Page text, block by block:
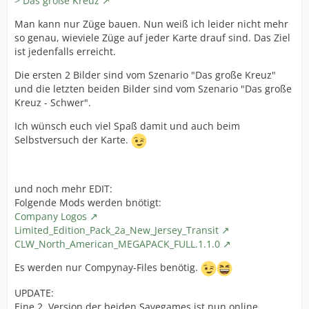
Man kann nur Züge bauen. Nun weiß ich leider nicht mehr
so genau, wieviele Züge auf jeder Karte drauf sind. Das Ziel
ist jedenfalls erreicht.
Die ersten 2 Bilder sind vom Szenario "Das große Kreuz"
und die letzten beiden Bilder sind vom Szenario "Das große
Kreuz - Schwer".
Ich wünsch euch viel Spaß damit und auch beim
Selbstversuch der Karte.
und noch mehr EDIT:
Folgende Mods werden bnötigt:
Company Logos
Limited_Edition_Pack_2a_New_Jersey_Transit
CLW_North_American_MEGAPACK_FULL.1.1.0
Es werden nur Compynay-Files benötig.
UPDATE: